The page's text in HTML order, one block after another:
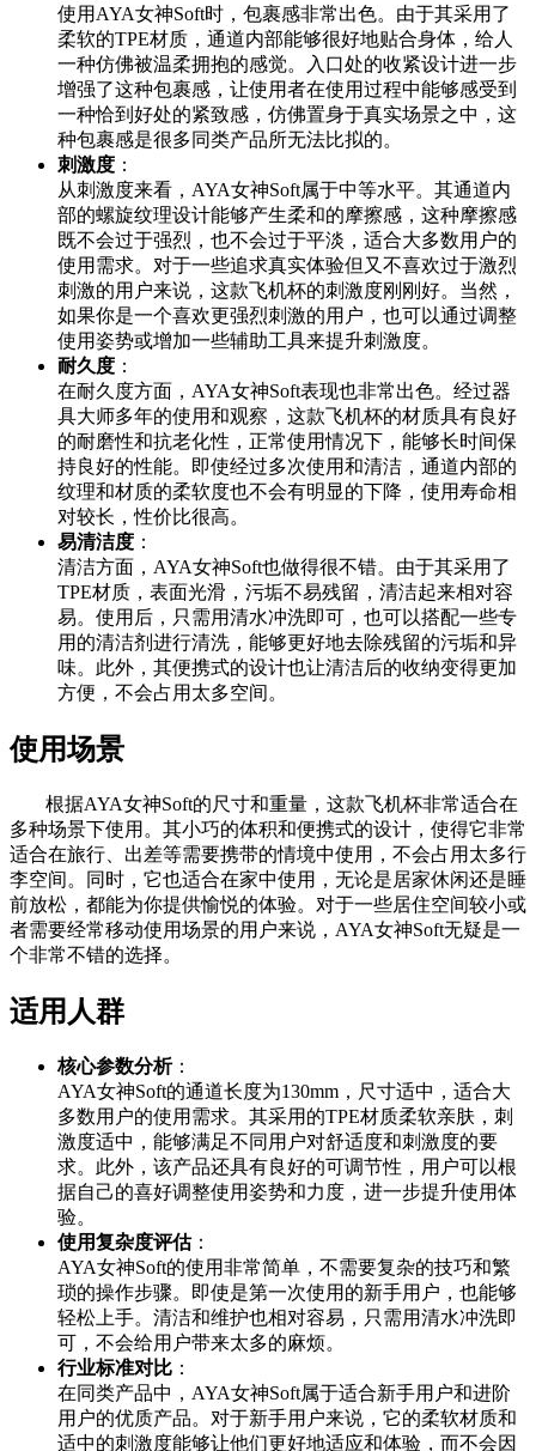
使用AYA女神Soft时，包裹感非常出色。由于其采用了
柔软的TPE材质，通道内部能够很好地贴合身体，给人
一种仿佛被温柔拥抱的感觉。入口处的收紧设计进一步
增强了这种包裹感，让使用者在使用过程中能够感受到
一种恰到好处的紧致感，仿佛置身于真实场景之中，这
种包裹感是很多同类产品所无法比拟的。
刺激度 ：
从刺激度来看，AYA女神Soft属于中等水平。其通道内
部的螺旋纹理设计能够产生柔和的摩擦感，这种摩擦感
既不会过于强烈，也不会过于平淡，适合大多数用户的
使用需求。对于一些追求真实体验但又不喜欢过于激烈
刺激的用户来说，这款飞机杯的刺激度刚刚好。当然，
如果你是一个喜欢更强烈刺激的用户，也可以通过调整
使用姿势或增加一些辅助工具来提升刺激度。
耐久度 ：
在耐久度方面，AYA女神Soft表现也非常出色。经过器
具大师多年的使用和观察，这款飞机杯的材质具有良好
的耐磨性和抗老化性，正常使用情况下，能够长时间保
持良好的性能。即使经过多次使用和清洁，通道内部的
纹理和材质的柔软度也不会有明显的下降，使用寿命相
对较长，性价比很高。
易清洁度 ：
清洁方面，AYA女神Soft也做得很不错。由于其采用了
TPE材质，表面光滑，污垢不易残留，清洁起来相对容
易。使用后，只需用清水冲洗即可，也可以搭配一些专
用的清洁剂进行清洗，能够更好地去除残留的污垢和异
味。此外，其便携式的设计也让清洁后的收纳变得更加
方便，不会占用太多空间。
使用场景
根据AYA女神Soft的尺寸和重量，这款飞机杯非常适合在
多种场景下使用。其小巧的体积和便携式的设计，使得它非常
适合在旅行、出差等需要携带的情境中使用，不会占用太多行
李空间。同时，它也适合在家中使用，无论是居家休闲还是睡
前放松，都能为你提供愉悦的体验。对于一些居住空间较小或
者需要经常移动使用场景的用户来说，AYA女神Soft无疑是一
个非常不错的选择。
适用人群
核心参数分析：
AYA女神Soft的通道长度为130mm，尺寸适中，适合大
多数用户的使用需求。其采用的TPE材质柔软亲肤，刺
激度适中，能够满足不同用户对舒适度和刺激度的要
求。此外，该产品还具有良好的可调节性，用户可以根
据自己的喜好调整使用姿势和力度，进一步提升使用体
验。
使用复杂度评估：
AYA女神Soft的使用非常简单，不需要复杂的技巧和繁
琐的操作步骤。即使是第一次使用的新手用户，也能够
轻松上手。清洁和维护也相对容易，只需用清水冲洗即
可，不会给用户带来太多的麻烦。
行业标准对比 ：
在同类产品中，AYA女神Soft属于适合新手用户和进阶
用户的优质产品。对于新手用户来说，它的柔软材质和
适中的刺激度能够让他们更好地适应和体验，而不会因